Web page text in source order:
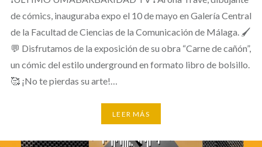
de cómics, inauguraba expo el 10 de mayo en Galería Central
de la Facultad de Ciencias de la Comunicación de Málaga. 🖌️
💬 Disfrutamos de la exposición de su obra “Carne de cañón”,
un cómic del estilo underground en formato libro de bolsillo.
🥰 ¡No te pierdas su arte!…
LEER MÁS